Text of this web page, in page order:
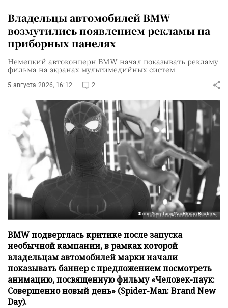
Владельцы автомобилей BMW
возмутились появлением рекламы на
приборных панелях
Немецкий автоконцерн BMW начал показывать рекламу
фильма на экранах мультимедийных систем
5 августа 2026, 16:12 2
Фото: Ying Tang/NurPhoto/Reuters
BMW подверглась критике после запуска
необычной кампании, в рамках которой
владельцам автомобилей марки начали
показывать баннер с предложением посмотреть
анимацию, посвященную фильму «Человек-паук:
Совершенно новый день» (Spider-Man: Brand New
Day).